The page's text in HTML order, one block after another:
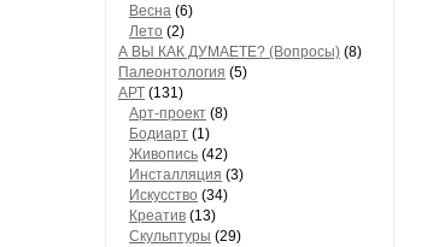
Весна (6)
Лето (2)
А ВЫ КАК ДУМАЕТЕ? (Вопросы) (8)
Палеонтология (5)
АРТ (131)
Арт-проект (8)
Бодиарт (1)
Живопись (42)
Инсталляция (3)
Искусство (34)
Креатив (13)
Скульптуры (29)